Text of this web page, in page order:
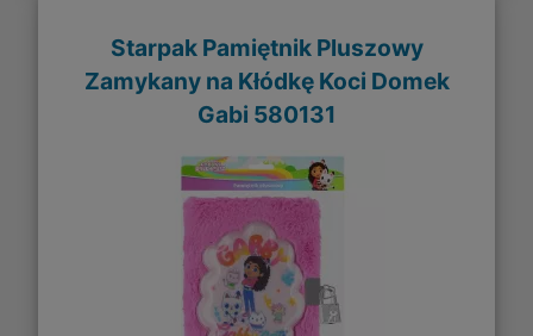
Starpak Pamiętnik Pluszowy
Zamykany na Kłódkę Koci Domek
Gabi 580131